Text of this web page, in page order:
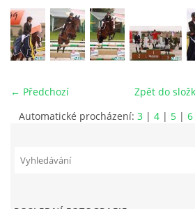
PŘISPĚVEK ČUS KARVINA -PODPORA
MORAVSKOSLEZSKÉM KRAJI
NEDOSTAVILI NA PODZIMNÍ BRIGÁDU
← Předchozí
Zpět do
Automatické procházení: 3 | 4 | 5 | 6